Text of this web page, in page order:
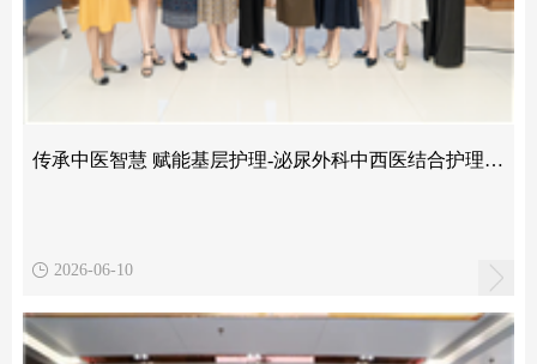
传承中医智慧 赋能基层护理-泌尿外科中西医结合护理新进展与基层中医适宜技术应用研讨班顺利举行
2026-06-10